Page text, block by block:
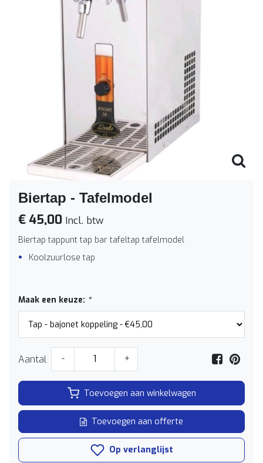
Biertap - Tafelmodel
€ 45,00 Incl. btw
Biertap tappunt tap bar tafeltap tafelmodel
Koolzuurlose tap
Maak een keuze: *
Aantal - +
Toevoegen aan winkelwagen
Toevoegen aan offerte
Op verlanglijst